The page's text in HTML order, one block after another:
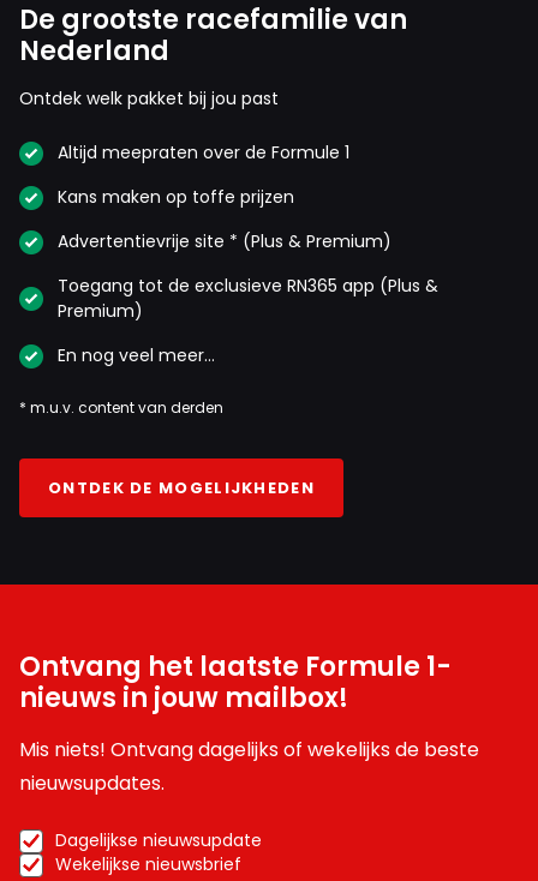
De grootste racefamilie van
Nederland
Ontdek welk pakket bij jou past
Altijd meepraten over de Formule 1
Kans maken op toffe prijzen
Advertentievrije site * (Plus & Premium)
Toegang tot de exclusieve RN365 app (Plus &
Premium)
En nog veel meer…
* m.u.v. content van derden
ONTDEK DE MOGELIJKHEDEN
Ontvang het laatste Formule 1-
nieuws in jouw mailbox!
Mis niets! Ontvang dagelijks of wekelijks de beste
nieuwsupdates.
Dagelijkse nieuwsupdate
Wekelijkse nieuwsbrief